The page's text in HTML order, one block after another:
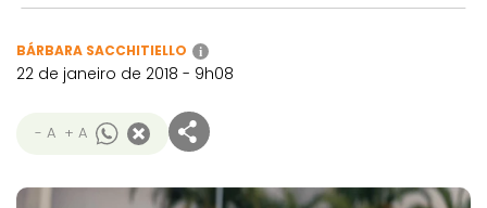
BÁRBARA SACCHITIELLO i
22 de janeiro de 2018 - 9h08
- A + A